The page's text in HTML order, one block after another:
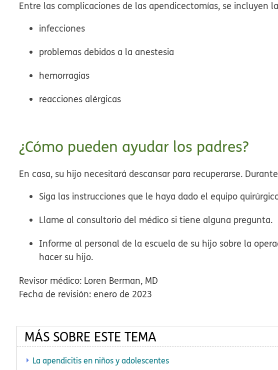
Entre las complicaciones de las apendicectomías, se incluyen
infecciones
problemas debidos a la anestesia
hemorragias
reacciones alérgicas
¿Cómo pueden ayudar los padres?
En casa, su hijo necesitará descansar para recuperarse.
Siga las instrucciones que le haya dado el equipo
Llame al consultorio del médico si tiene alguna pregunta.
Informe al personal de la escuela de su hijo sobre la
hacer su hijo.
Revisor médico: Loren Berman, MD
Fecha de revisión: enero de 2023
MÁS SOBRE ESTE TEMA
La apendicitis en niños y adolescentes